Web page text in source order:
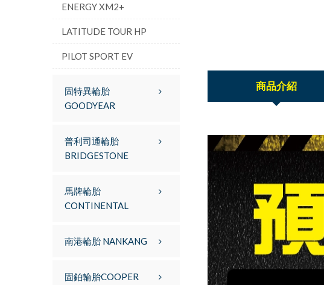
商品介紹
ENERGY XM2+
LATITUDE TOUR HP
PILOT SPORT EV
固特異輪胎
GOODYEAR
普利司通輪胎
BRIDGESTONE
馬牌輪胎
CONTINENTAL
南港輪胎 NANKANG
固鉑輪胎COOPER